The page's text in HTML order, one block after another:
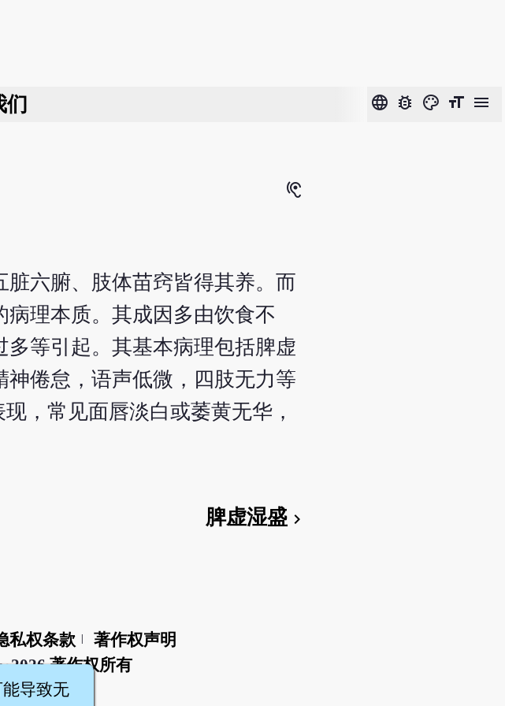
们 language bug_report color_lens format_size menu
hearing
六腑、肢体苗窍皆得其养。而
理本质。其成因多由饮食不
等引起。其基本病理包括脾虚
倦怠，语声低微，四肢无力等
，常见面唇淡白或萎黄无华，
脾虚湿盛chevron_right
私权条款
著作权声明
2026著作权所有
能导致无